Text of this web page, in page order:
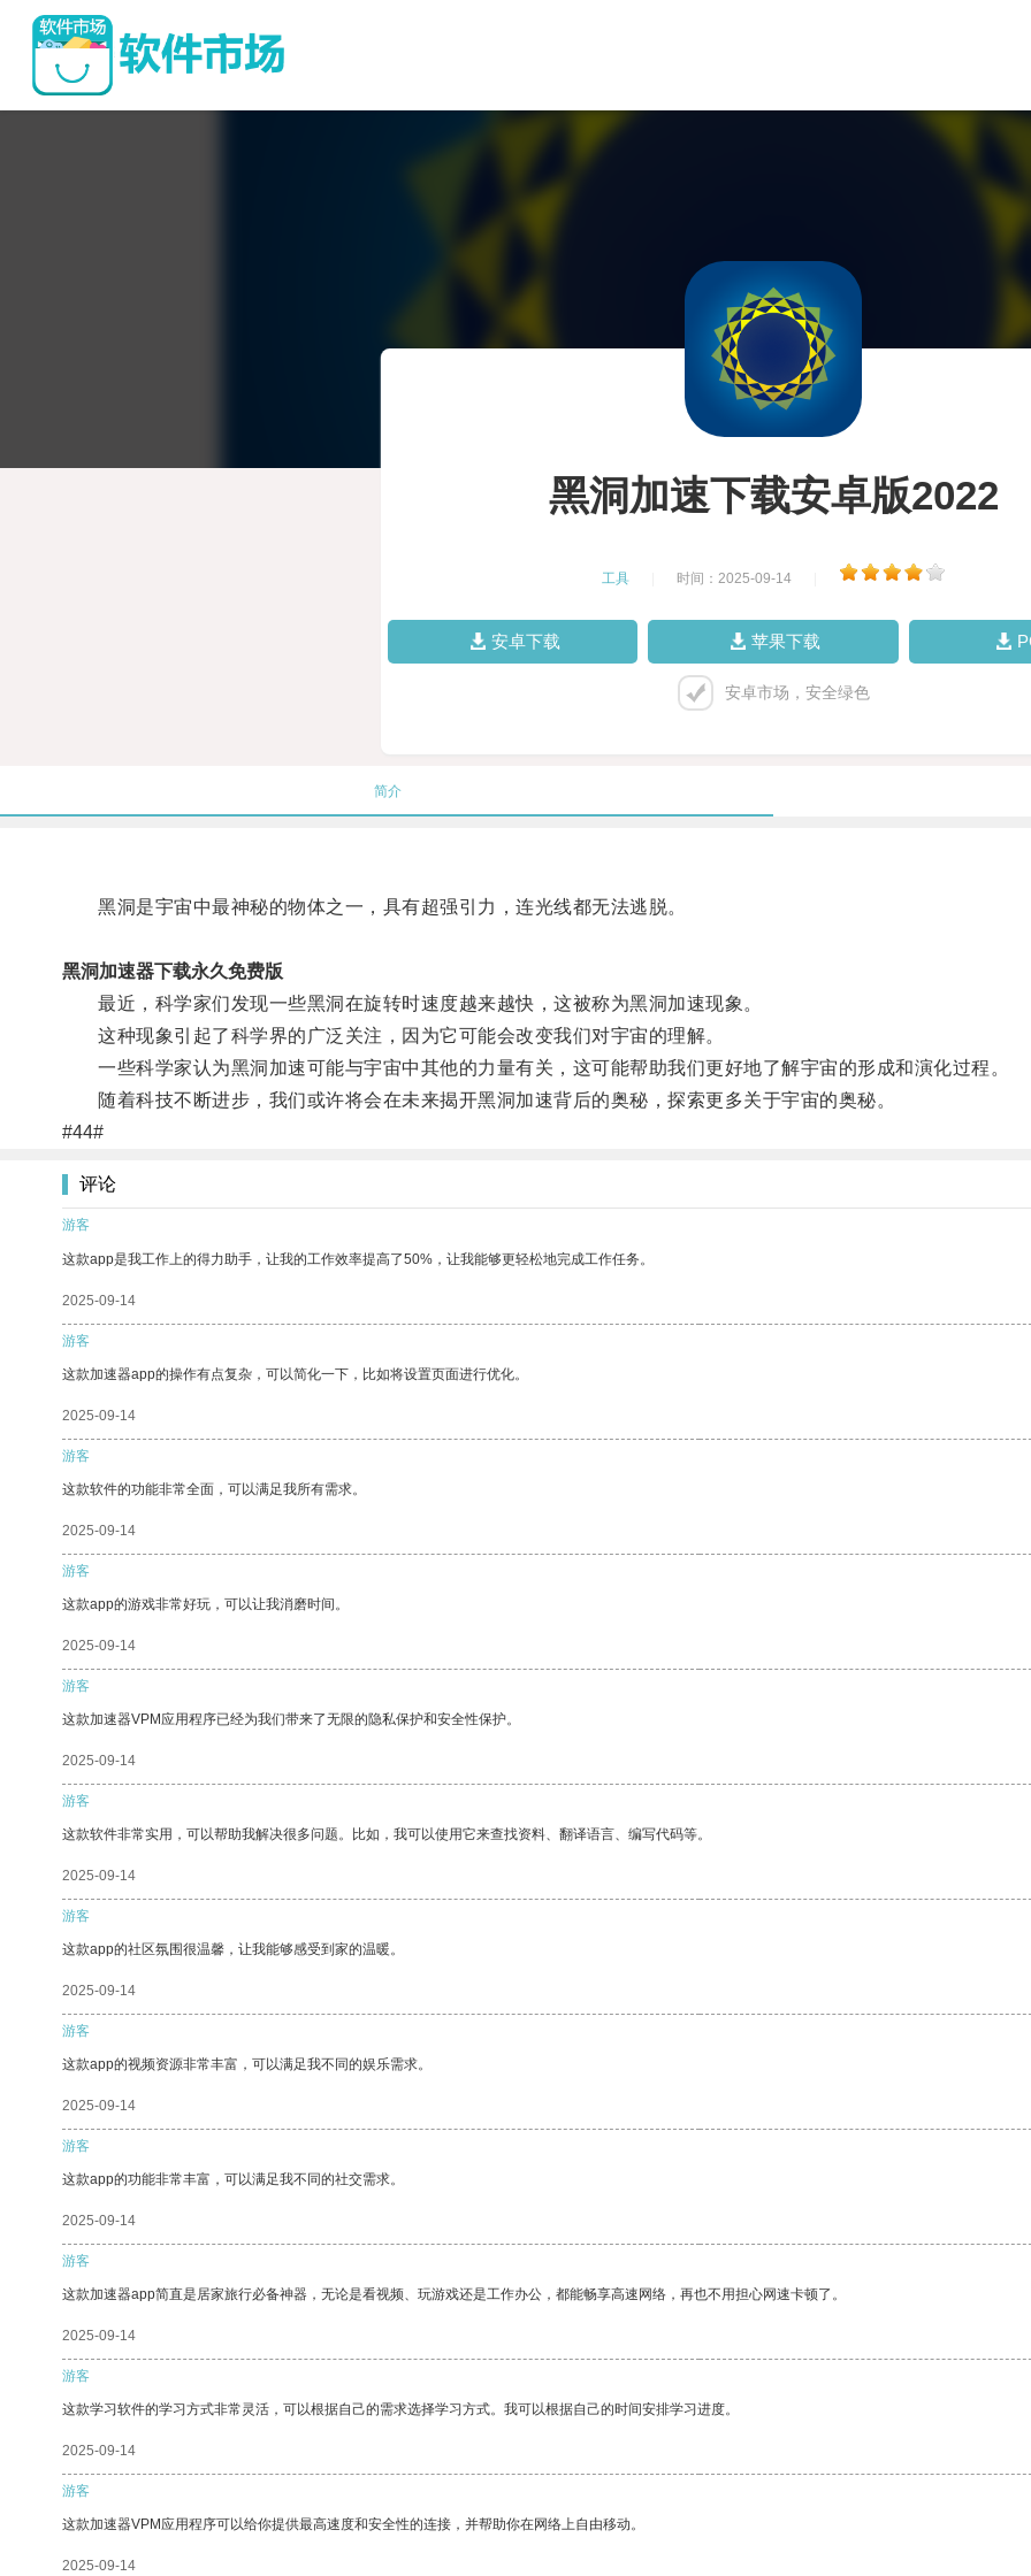
黑洞加速下载安卓版2022
工具 时间：2025-09-14
安卓下载 苹果下载
安卓市场，安全绿色
简介
黑洞是宇宙中最神秘的物体之一，具有超强引力，连光线都无法逃脱。
黑洞加速器下载永久免费版
最近，科学家们发现一些黑洞在旋转时速度越来越快，这被称为黑洞加速现象。
这种现象引起了科学界的广泛关注，因为它可能会改变我们对宇宙的理解。
一些科学家认为黑洞加速可能与宇宙中其他的力量有关，这可能帮助我们更好地了解宇宙的形成和演化过程。
随着科技不断进步，我们或许将会在未来揭开黑洞加速背后的奥秘，探索更多关于宇宙的奥秘。
#44#
评论
游客
这款app是我工作上的得力助手，让我的工作效率提高了50%，让我能够更轻松地完成工作任务。
2025-09-14
游客
这款加速器app的操作有点复杂，可以简化一下，比如将设置页面进行优化。
2025-09-14
游客
这款软件的功能非常全面，可以满足我所有需求。
2025-09-14
游客
这款app的游戏非常好玩，可以让我消磨时间。
2025-09-14
游客
这款加速器VPM应用程序已经为我们带来了无限的隐私保护和安全性保护。
2025-09-14
游客
这款软件非常实用，可以帮助我解决很多问题。比如，我可以使用它来查找资料、翻译语言、编写代码等。
2025-09-14
游客
这款app的社区氛围很温馨，让我能够感受到家的温暖。
2025-09-14
游客
这款app的视频资源非常丰富，可以满足我不同的娱乐需求。
2025-09-14
游客
这款app的功能非常丰富，可以满足我不同的社交需求。
2025-09-14
游客
这款加速器app简直是居家旅行必备神器，无论是看视频、玩游戏还是工作办公，都能畅享高速网络，再也不用担心网速卡顿了。
2025-09-14
游客
这款学习软件的学习方式非常灵活，可以根据自己的需求选择学习方式。我可以根据自己的时间安排学习进度。
2025-09-14
游客
这款加速器VPM应用程序可以给你提供最高速度和安全性的连接，并帮助你在网络上自由移动。
2025-09-14